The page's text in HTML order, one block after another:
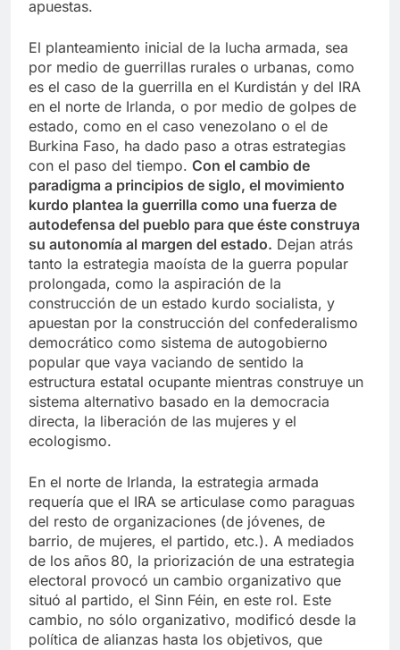
apuestas.
El planteamiento inicial de la lucha armada, sea
por medio de guerrillas rurales o urbanas, como
es el caso de la guerrilla en el Kurdistán y del IRA
en el norte de Irlanda, o por medio de golpes de
estado, como en el caso venezolano o el de
Burkina Faso, ha dado paso a otras estrategias
con el paso del tiempo. Con el cambio de
paradigma a principios de siglo, el movimiento
kurdo plantea la guerrilla como una fuerza de
autodefensa del pueblo para que éste construya
su autonomía al margen del estado. Dejan atrás
tanto la estrategia maoísta de la guerra popular
prolongada, como la aspiración de la
construcción de un estado kurdo socialista, y
apuestan por la construcción del confederalismo
democrático como sistema de autogobierno
popular que vaya vaciando de sentido la
estructura estatal ocupante mientras construye un
sistema alternativo basado en la democracia
directa, la liberación de las mujeres y el
ecologismo.
En el norte de Irlanda, la estrategia armada
requería que el IRA se articulase como paraguas
del resto de organizaciones (de jóvenes, de
barrio, de mujeres, el partido, etc.). A mediados
de los años 80, la priorización de una estrategia
electoral provocó un cambio organizativo que
situó al partido, el Sinn Féin, en este rol. Este
cambio, no sólo organizativo, modificó desde la
política de alianzas hasta los objetivos, que